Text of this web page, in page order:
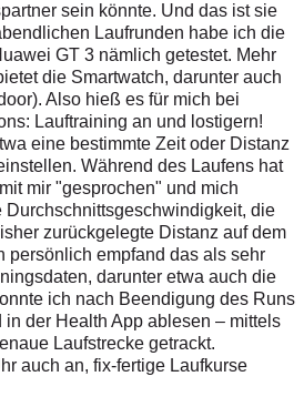
sein könnte. Und das ist sie
Laufrunden habe ich die
GT 3 nämlich getestet. Mehr
die Smartwatch, darunter auch
Also hieß es für mich bei
Lauftraining an und lostigern!
eine bestimmte Zeit oder Distanz
Während des Laufens hat
mir "gesprochen" und mich
Durchschnittsgeschwindigkeit, die
zurückgelegte Distanz auf dem
persönlich empfand das als sehr
darunter etwa auch die
ich nach Beendigung des Runs
in der Health App ablesen – mittels
Laufstrecke getrackt.
auch an, fix-fertige Laufkurse